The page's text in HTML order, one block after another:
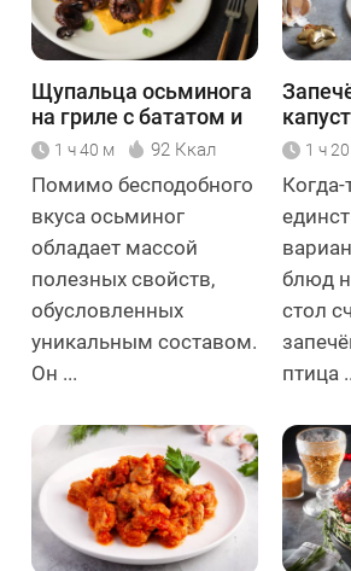
Щупальца осьминога
на гриле с бататом и
тыквенным пюре
1 ч 40 м 92 Ккал
Помимо бесподобного
вкуса осьминог
обладает массой
полезных свойств,
обусловленных
уникальным составом.
Он ...
1 ч
Когда-
блюд
стол
птица